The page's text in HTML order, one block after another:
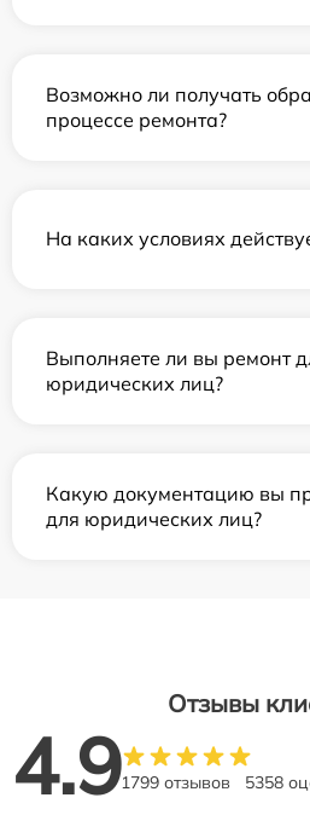
Возможно ли получать
процессе ремонта?
На каких условиях
Выполняете ли вы ремонт
юридических лиц?
Какую документацию вы
для юридических лиц?
Отзывы
4.91799 отзывов 5358